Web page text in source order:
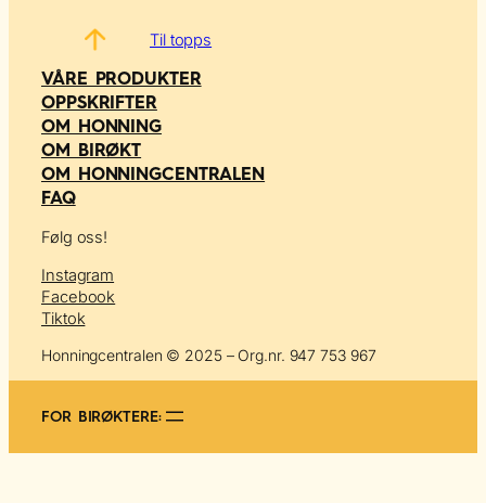
Til topps
VÅRE PRODUKTER
OPPSKRIFTER
OM HONNING
OM BIRØKT
OM HONNINGCENTRALEN
FAQ
Følg oss!
Instagram
Facebook
Tiktok
Honningcentralen © 2025 – Org.nr. 947 753 967
FOR BIRØKTERE: